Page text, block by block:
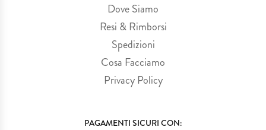
Dove Siamo
Resi & Rimborsi
Spedizioni
Cosa Facciamo
Privacy Policy
PAGAMENTI SICURI CON: